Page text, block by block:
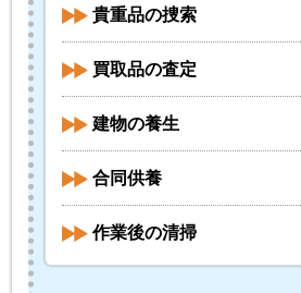
貴重品の捜索
買取品の査定
建物の養生
合同供養
作業後の清掃